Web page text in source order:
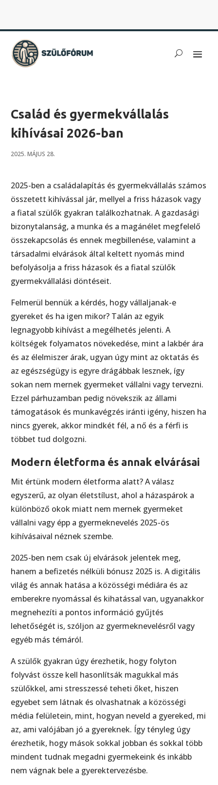
Család és gyermekvállalás
kihívásai 2026-ban
2025. MÁJUS 28.
2025-ben a családalapítás és gyermekvállalás számos
összetett kihívással jár, mellyel a friss házasok vagy
a fiatal szülők gyakran találkozhatnak. A gazdasági
bizonytalanság, a munka és a magánélet megfelelő
összekapcsolás és ennek megbillenése, valamint a
társadalmi elvárások által keltett nyomás mind
befolyásolja a friss házasok és a fiatal szülők
gyermekvállalási döntéseit.
Felmerül bennük a kérdés, hogy vállaljanak-e
gyereket és ha igen mikor? Talán az egyik
legnagyobb kihívást a megélhetés jelenti. A
költségek folyamatos növekedése, mint a lakbér ára
és az élelmiszer árak, ugyan úgy mint az oktatás és
az egészségügy is egyre drágábbak lesznek, így
sokan nem mernek gyermeket vállalni vagy tervezni.
Ezzel párhuzamban pedig növekszik az állami
támogatások és munkavégzés iránti igény, hiszen ha
nincs gyerek, akkor mindkét fél, a nő és a férfi is
többet tud dolgozni.
Modern életforma és annak elvárásai
Mit értünk modern életforma alatt? A válasz
egyszerű, az olyan életstílust, ahol a házaspárok a
különböző okok miatt nem mernek gyermeket
vállalni vagy épp a gyermeknevelés 2025-ös
kihívásaival néznek szembe.
2025-ben nem csak új elvárások jelentek meg,
hanem a befizetés nélküli bónusz 2025 is. A digitális
világ és annak hatása a közösségi médiára és az
emberekre nyomással és kihatással van, ugyanakkor
megnehezíti a pontos információ gyűjtés
lehetőségét is, szóljon az gyermeknevelésről vagy
egyéb más témáról.
A szülők gyakran úgy érezhetik, hogy folyton
folyvást össze kell hasonlítsák magukkal más
szülőkkel, ami stresszessé teheti őket, hiszen
egyebet sem látnak és olvashatnak a közösségi
média felületein, mint, hogyan neveld a gyereked, mi
az, ami valójában jó a gyereknek. Így tényleg úgy
érezhetik, hogy mások sokkal jobban és sokkal több
mindent tudnak megadni gyermekeink és inkább
nem vágnak bele a gyerektervezésbe.